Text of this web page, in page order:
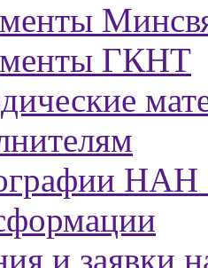
ГКНТ
НАН
и заявки